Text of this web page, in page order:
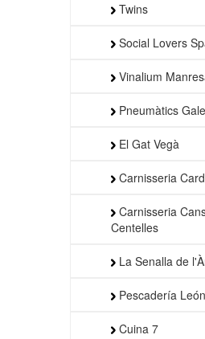
Twins
Social Lovers
Vinalium
Pneumàtics
El Gat Vegà
Carnisseria
Carnisseria
Centelles
La Senalla de
Pescadería León
Cuina 7